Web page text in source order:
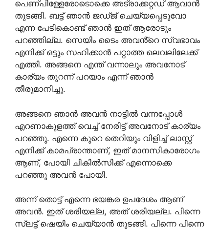
പെണ്പിള്ളേരോടൊക്കെ അട്രാക്കറ്റഡ് ആവാൻ
തുടങ്ങി. ബട്ട്‌ ഞാൻ ജഡ്ജ് ചെയ്യപ്പെടുവോ
എന്ന പേടികൊണ്ട് ഞാൻ ഇത് ആരോടും
പറഞ്ഞില്ല. സെയിം ടൈം അവൻ്റെ സ്വഭാവം
എനിക്ക് ഒട്ടും സഹിക്കാൻ പറ്റാത്ത ലെവലിലേക്ക്
എത്തി. അങ്ങനെ എന്ത് വന്നാലും അവനോട്
കാര്യം തുറന്ന് പറയാം എന്ന് ഞാൻ
തീരുമാനിച്ചു.
അങ്ങനെ ഞാൻ അവൻ നാട്ടിൽ വന്നപ്പോൾ
എറണാകുളത്ത് വെച്ച് നേരിട്ട് അവനോട് കാര്യം
പറഞ്ഞു. എന്നെ കുറെ തെറിയും വിളിച്ച് ലാസ്റ്റ്
എനിക്ക് കാമപ്രാന്താണ്, ഇത് മാനസികാരോഗം
ആണ്, പോയി ചികിൽസിക്ക് എന്നൊക്കെ
പറഞ്ഞു അവൻ പോയി.
അന്ന് തൊട്ട് എന്നെ ഭയങ്കര ഉപദേശം ആണ്
അവൻ. ഇത് ശരിയല്ല, അത്‌ ശരിയല്ല. പിന്നെ
സ്ലട്ട് ഷെയിം ചെയ്യാൻ തുടങ്ങി. പിന്നെ പിന്നെ